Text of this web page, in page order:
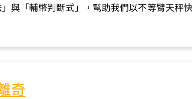
與「輔幣判斷式」，幫助我們以不等臂天秤
奇